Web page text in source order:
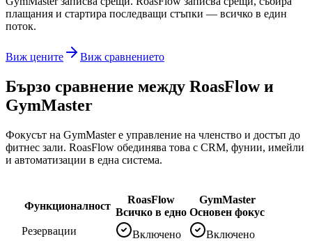
плащания и стартира последващи стъпки — всичко в един
поток.
Виж цените Виж сравнението
Бързо сравнение между RoasFlow и
GymMaster
Фокусът на GymMasterе управление на членство и достъп до
фитнес зали. RoasFlow обединява това с CRM, фунии, имейли
и автоматизации в една система.
Функционалност
RoasFlow
Всичко в едно
GymMaster
Основен фокус
Резервации
Включено
Включено